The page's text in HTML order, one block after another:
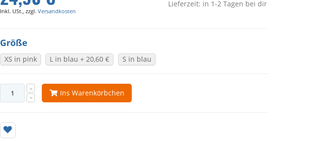
Inkl. USt., zzgl.Versandkosten
Lieferzeit: in 1-2 Tagen bei dir
Größe
XS in pink L in blau + 20,60 € S in blau
Ins Warenkörbchen